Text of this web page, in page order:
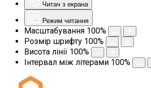
Читач з екрана
Режим читання
Масштабування 100%
Розмір шрифту 100%
Висота лінії 100%
Інтервал між літерами 100%